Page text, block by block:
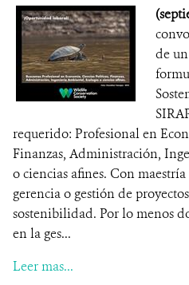
de
requerido: Profesional en
Finanzas, Administración,
o ciencias afines. Con
gerencia o gestión de
sostenibilidad. Por lo menos
en la ges...
Leer mas...